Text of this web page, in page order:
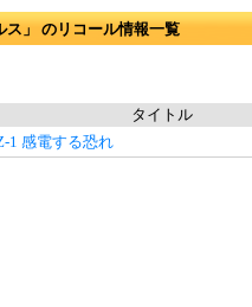
ス」 のリコール情報一覧
タイトル
1 感電する恐れ